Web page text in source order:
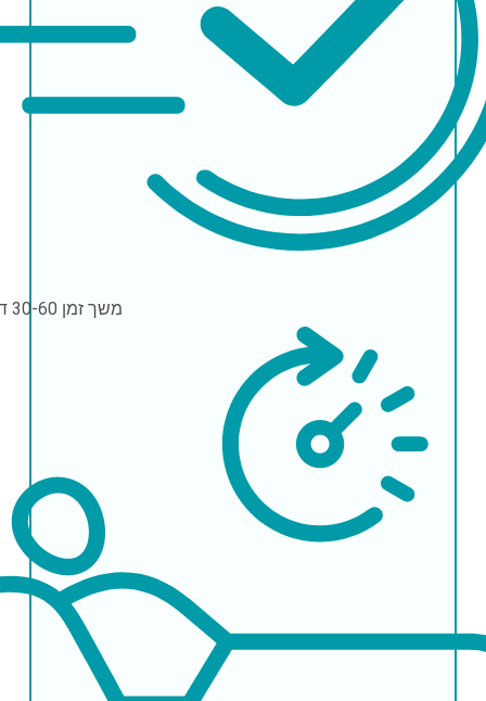
משך זמן 30-60 דקות